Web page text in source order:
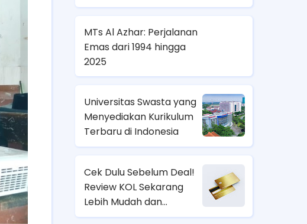
Menyenangkan
MTs Al Azhar: Perjalanan
Emas dari 1994 hingga
2025
Universitas Swasta yang
Menyediakan Kurikulum
Terbaru di Indonesia
Cek Dulu Sebelum Deal!
Review KOL Sekarang
Lebih Mudah dan
Transparan